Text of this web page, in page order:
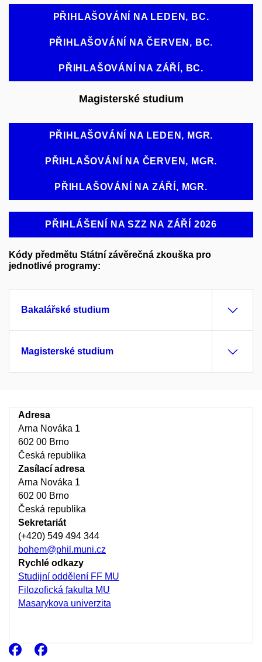
PŘIHLAŠOVÁNÍ NA LEDEN, BC.
PŘIHLAŠOVÁNÍ NA ČERVEN, BC.
PŘIHLAŠOVÁNÍ NA ZÁŘÍ, BC.
Magisterské studium
PŘIHLAŠOVÁNÍ NA LEDEN, MGR.
PŘIHLAŠOVÁNÍ NA ČERVEN, MGR.
PŘIHLAŠOVÁNÍ NA ZÁŘÍ, MGR.
PŘIHLÁŠENÍ NA SZZ NA ZÁŘÍ 2026
Kódy předmětu Státní závěrečná zkouška pro
jednotlivé programy:
Bakalářské studium
Magisterské studium
Adresa
Arna Nováka 1
602 00 Brno
Česká republika
Zasílací adresa
Arna Nováka 1
602 00 Brno
Česká republika
Sekretariát
(+420) 549 494 344
bohem@phil.muni.cz
Rychlé odkazy
Studijní oddělení FF MU
Filozofická fakulta MU
Masarykova univerzita
Facebook
Facebook